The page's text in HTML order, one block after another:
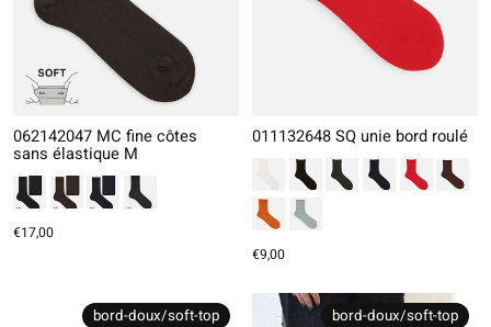
062142047 MC fine côtes
sans élastique M
€17,00
011132648 SQ unie bord roulé
€9,00
bord-doux/soft-top bord-doux/soft-top